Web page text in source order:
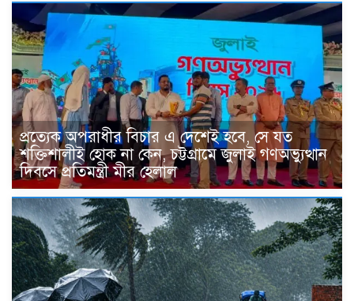
প্রত্যেক অপরাধীর বিচার এ দেশেই হবে, সে যত
শক্তিশালীই হোক না কেন, চট্টগ্রামে জুলাই গণঅভ্যুত্থান
দিবসে প্রতিমন্ত্রী মীর হেলাল